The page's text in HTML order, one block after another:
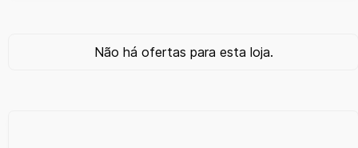
Não há ofertas para esta loja.